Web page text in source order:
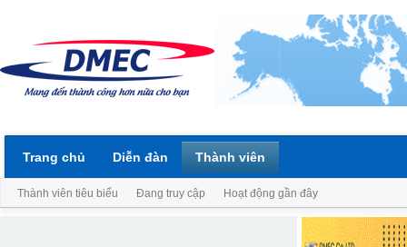
Trang chủ Diễn đàn Thành viên
Thành viên tiêu biểu Đang truy cập Hoạt động gần đây